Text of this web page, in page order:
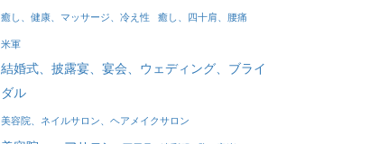
癒し、健康、マッサージ、冷え性 癒し、四十肩、腰痛
米軍
結婚式、披露宴、宴会、ウェディング、ブライ
ダル
美容院、ネイルサロン、ヘアメイクサロン